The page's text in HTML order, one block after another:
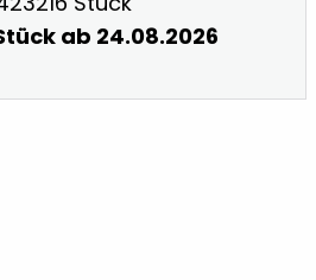
ab 24.08.2026